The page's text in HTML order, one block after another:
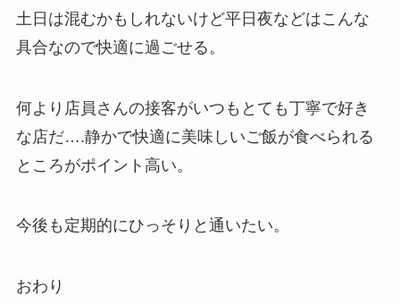
土日は混むかもしれないけど平日夜などはこんな
具合なので快適に過ごせる。
何より店員さんの接客がいつもとても丁寧で好き
な店だ….静かで快適に美味しいご飯が食べられる
ところがポイント高い。
今後も定期的にひっそりと通いたい。
おわり